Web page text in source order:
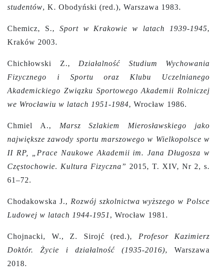
studentów, K. Obodyński (red.), Warszawa 1983.
Chemicz, S., Sport w Krakowie w latach 1939-1945,
Kraków 2003.
Chichłowski Z., Działalność Studium Wychowania
Fizycznego i Sportu oraz Klubu Uczelnianego
Akademickiego Związku Sportowego Akademii Rolniczej
we Wrocławiu w latach 1951-1984, Wrocław 1986.
Chmiel A., Marsz Szlakiem Mierosławskiego jako
największe zawody sportu marszowego w Wielkopolsce w
II RP, „Prace Naukowe Akademii im. Jana Długosza w
Częstochowie. Kultura Fizyczna” 2015, T. XIV, Nr 2, s.
61–72.
Chodakowska J., Rozwój szkolnictwa wyższego w Polsce
Ludowej w latach 1944-1951 , Wrocław 1981.
Chojnacki, W., Z. Sirojć (red.), Profesor Kazimierz
Doktór. Życie i działalność (1935-2016), Warszawa
2018.